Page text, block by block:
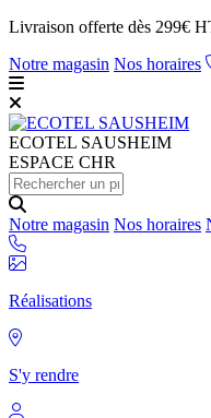
Livraison offerte dès 299€
Notre magasin Nos horaires
ECOTEL SAUSHEIM
ESPACE CHR
Notre magasin Nos horaires
Réalisations
S'y rendre